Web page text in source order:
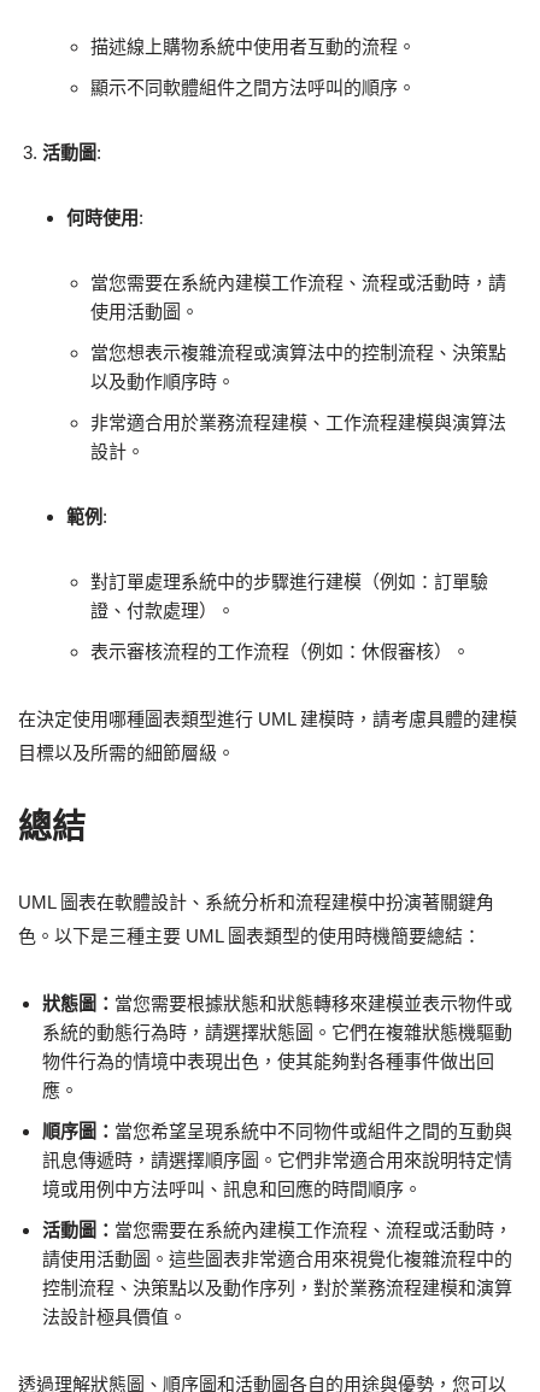
描述線上購物系統中使用者互動的流程。
顯示不同軟體組件之間方法呼叫的順序。
活動圖:
何時使用:
當您需要在系統內建模工作流程、流程或活動時，請
使用活動圖。
當您想表示複雜流程或演算法中的控制流程、決策點
以及動作順序時。
非常適合用於業務流程建模、工作流程建模與演算法
設計。
範例 :
對訂單處理系統中的步驟進行建模（例如：訂單驗
證、付款處理）。
表示審核流程的工作流程（例如：休假審核）。
在決定使用哪種圖表類型進行 UML 建模時，請考慮具體的建模
目標以及所需的細節層級。
總結
UML 圖表在軟體設計、系統分析和流程建模中扮演著關鍵角
色。以下是三種主要 UML 圖表類型的使用時機簡要總結：
狀態圖： 當您需要根據狀態和狀態轉移來建模並表示物件或
系統的動態行為時，請選擇狀態圖。它們在複雜狀態機驅動
物件行為的情境中表現出色，使其能夠對各種事件做出回
應。
順序圖： 當您希望呈現系統中不同物件或組件之間的互動與
訊息傳遞時，請選擇順序圖。它們非常適合用來說明特定情
境或用例中方法呼叫、訊息和回應的時間順序。
活動圖： 當您需要在系統內建模工作流程、流程或活動時，
請使用活動圖。這些圖表非常適合用來視覺化複雜流程中的
控制流程、決策點以及動作序列，對於業務流程建模和演算
法設計極具價值。
透過理解狀態圖、順序圖和活動圖各自的用途與優勢，您可以